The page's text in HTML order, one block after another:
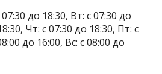
до 18:30, Вт: с 07:30 до
Чт: с 07:30 до 18:30, Пт: с
до 16:00, Вс: с 08:00 до